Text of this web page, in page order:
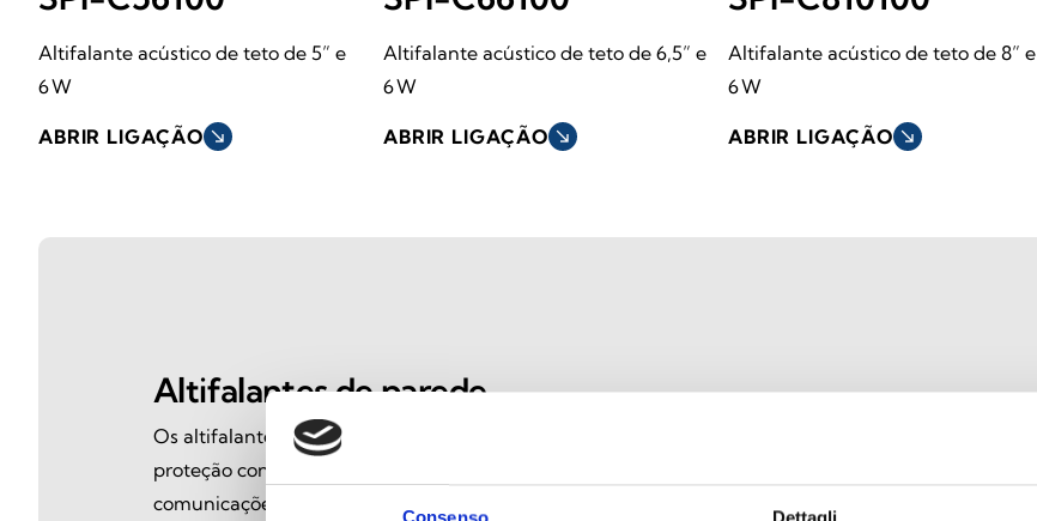
Altifalante acústico de teto de 5” e
6 W
ABRIR LIGAÇÃO south_east
Altifalante acústico de teto de 6,5” e
6 W
ABRIR LIGAÇÃO south_east
Altifalante acústico de teto de 8” e
6 W
ABRIR LIGAÇÃO south_east
Altifalantes de parede
Os altifalantes de parede da Inim para ambientes com sistemas de
proteção contra incêndio são concebidos para garantir
comunicações claras e fiáveis durante situações de